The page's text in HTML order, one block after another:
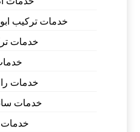
خدمات تركيب
خدمات
خدمات
خدمات